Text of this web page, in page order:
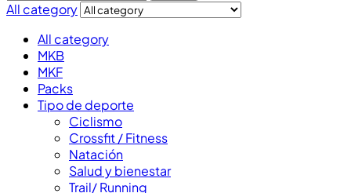
All category
All category
MKB
MKF
Packs
Tipo de deporte
Ciclismo
Crossfit / Fitness
Natación
Salud y bienestar
Trail/ Running